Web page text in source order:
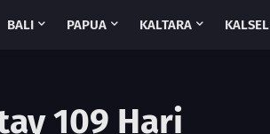
BALI PAPUA KALTARA KALSEL
109 Hari